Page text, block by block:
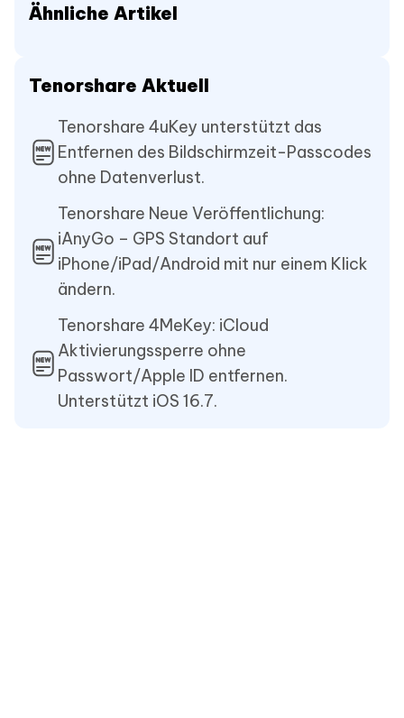
Ähnliche Artikel
Tenorshare Aktuell
Tenorshare 4uKey unterstützt das
Entfernen des Bildschirmzeit-Passcodes
ohne Datenverlust.
Tenorshare Neue Veröffentlichung:
iAnyGo – GPS Standort auf
iPhone/iPad/Android mit nur einem Klick
ändern.
Tenorshare 4MeKey: iCloud
Aktivierungssperre ohne
Passwort/Apple ID entfernen.
Unterstützt iOS 16.7.